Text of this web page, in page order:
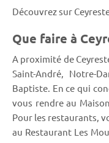
Découvrez sur
Que faire à
A proximité de
Saint-André, Notre-
Baptiste. En ce qui
vous rendre au
Pour les restaurants,
au Restaurant Les